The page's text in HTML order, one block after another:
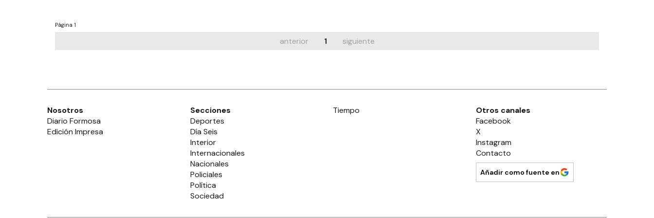
Página 1
anterior 1 siguiente
Nosotros
Diario Formosa
Edición Impresa
Secciones
Deportes
Día Seis
Interior
Internacionales
Nacionales
Policiales
Política
Sociedad
Tiempo
Otros canales
Facebook
X
Instagram
Contacto
Añadir como fuente en